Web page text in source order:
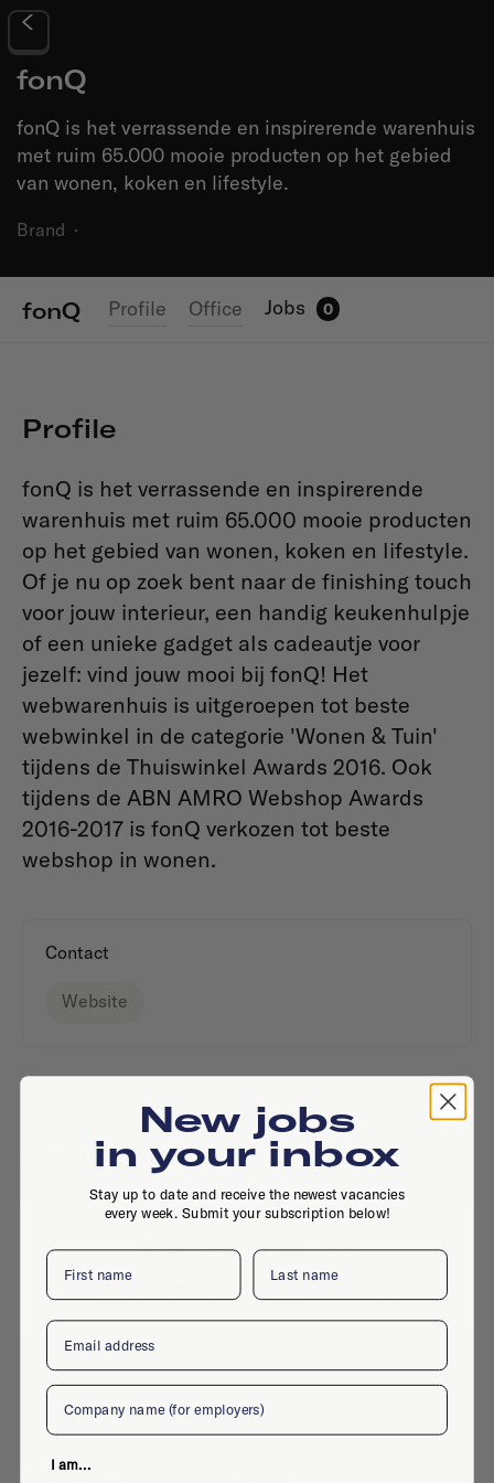
fonQ
fonQ is het verrassende en inspirerende warenhuis
met ruim 65.000 mooie producten op het gebied
van wonen, koken en lifestyle.
Brand ·
fonQ Profile Office Jobs 0
Profile
fonQ is het verrassende en inspirerende
warenhuis met ruim 65.000 mooie producten
op het gebied van wonen, koken en lifestyle.
Of je nu op zoek bent naar de finishing touch
voor jouw interieur, een handig keukenhulpje
of een unieke gadget als cadeautje voor
jezelf: vind jouw mooi bij fonQ! Het
webwarenhuis is uitgeroepen tot beste
webwinkel in de categorie 'Wonen & Tuin'
tijdens de Thuiswinkel Awards 2016. Ook
tijdens de ABN AMRO Webshop Awards
2016-2017 is fonQ verkozen tot beste
webshop in wonen.
Contact
Website
Active jobs
No active jobs right now
Is this your company profile?Place a job
New jobs
in your inbox
Stay up to date and receive the newest vacancies
every week. Submit your subscription below!
First name Last name
Email
Company
I am...